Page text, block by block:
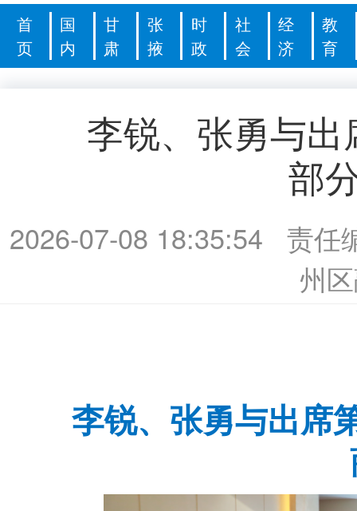
首
页
国
内
甘
肃
张
掖
时
政
社
会
经
济
教
育
李锐、张勇与
部
2026-07-08 18:35:54
责任
州
李锐、张勇与出席